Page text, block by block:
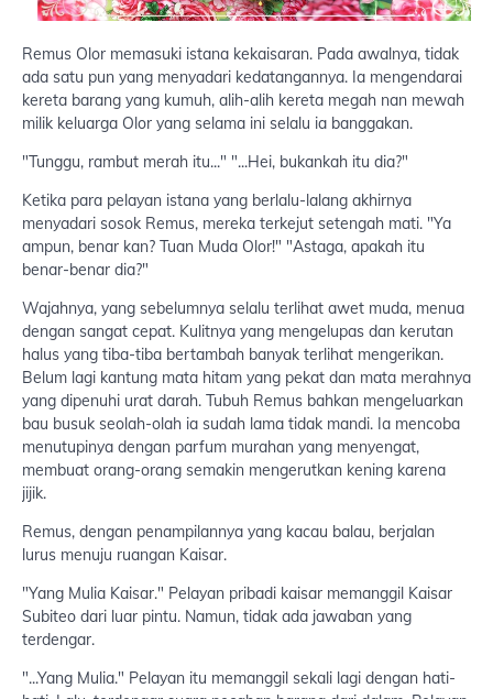
Remus Olor memasuki istana kekaisaran. Pada awalnya, tidak
ada satu pun yang menyadari kedatangannya. Ia mengendarai
kereta barang yang kumuh, alih-alih kereta megah nan mewah
milik keluarga Olor yang selama ini selalu ia banggakan.
"Tunggu, rambut merah itu..." "...Hei, bukankah itu dia?"
Ketika para pelayan istana yang berlalu-lalang akhirnya
menyadari sosok Remus, mereka terkejut setengah mati. "Ya
ampun, benar kan? Tuan Muda Olor!" "Astaga, apakah itu
benar-benar dia?"
Wajahnya, yang sebelumnya selalu terlihat awet muda, menua
dengan sangat cepat. Kulitnya yang mengelupas dan kerutan
halus yang tiba-tiba bertambah banyak terlihat mengerikan.
Belum lagi kantung mata hitam yang pekat dan mata merahnya
yang dipenuhi urat darah. Tubuh Remus bahkan mengeluarkan
bau busuk seolah-olah ia sudah lama tidak mandi. Ia mencoba
menutupinya dengan parfum murahan yang menyengat,
membuat orang-orang semakin mengerutkan kening karena
jijik.
Remus, dengan penampilannya yang kacau balau, berjalan
lurus menuju ruangan Kaisar.
"Yang Mulia Kaisar." Pelayan pribadi kaisar memanggil Kaisar
Subiteo dari luar pintu. Namun, tidak ada jawaban yang
terdengar.
"...Yang Mulia." Pelayan itu memanggil sekali lagi dengan hati-